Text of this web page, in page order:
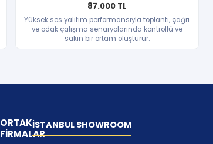
87.000 TL
Yüksek ses yalıtım performansıyla toplantı, çağrı
ve odak çalışma senaryolarında kontrollü ve
sakin bir ortam oluşturur.
ORTAK
FİRMALAR
İSTANBUL SHOWROOM